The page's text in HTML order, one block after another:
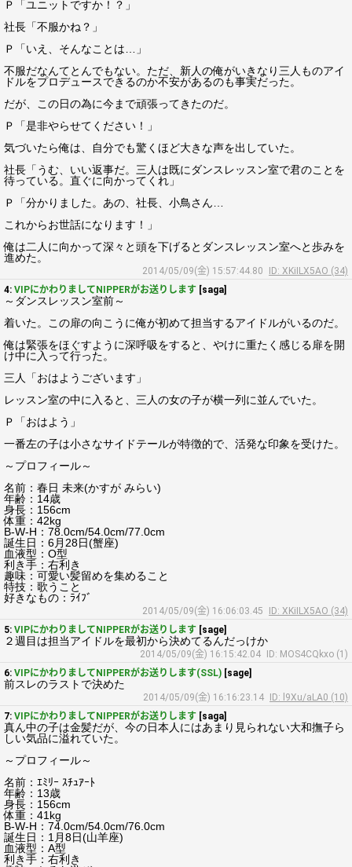
Ｐ「ユニットですか！？」
社長「不服かね？」
Ｐ「いえ、そんなことは…」
不服だなんてとんでもない。ただ、新人の俺がいきなり三人ものアイ
ドルをプロデュースできるのか不安があるのも事実だった。
だが、この日の為に今まで頑張ってきたのだ。
Ｐ「是非やらせてください！」
気づいたら俺は、自分でも驚くほど大きな声を出していた。
社長「うむ、いい返事だ。三人は既にダンスレッスン室で君のことを
待っている。直ぐに向かってくれ」
Ｐ「分かりました。あの、社長、小鳥さん…
これからお世話になります！」
俺は二人に向かって深々と頭を下げるとダンスレッスン室へと歩みを
進めた。
2014/05/09(金) 15:57:44.80
ID: XKiILX5AO (34)
4: VIPにかわりましてNIPPERがお送りします [saga]
～ダンスレッスン室前～
着いた。この扉の向こうに俺が初めて担当するアイドルがいるのだ。
俺は緊張をほぐすように深呼吸をすると、やけに重たく感じる扉を開
け中に入って行った。
三人「おはようございます」
レッスン室の中に入ると、三人の女の子が横一列に並んでいた。
Ｐ「おはよう」
一番左の子は小さなサイドテールが特徴的で、活発な印象を受けた。
～プロフィール～
名前：春日 未来(かすが みらい)
年齢：14歳
身長：156cm
体重：42kg
B-W-H：78.0cm/54.0cm/77.0cm
誕生日：6月28日(蟹座)
血液型：O型
利き手：右利き
趣味：可愛い髪留めを集めること
特技：歌うこと
好きなもの：ﾗｲﾌﾞ
2014/05/09(金) 16:06:03.45
ID: XKiILX5AO (34)
5: VIPにかわりましてNIPPERがお送りします [sage]
２週目は担当アイドルを最初から決めてるんだっけか
2014/05/09(金) 16:15:42.04
ID: MOS4CQkxo (1)
6: VIPにかわりましてNIPPERがお送りします(SSL) [sage]
前スレのラストで決めた
2014/05/09(金) 16:16:23.14
ID: l9Xu/aLA0 (10)
7: VIPにかわりましてNIPPERがお送りします [saga]
真ん中の子は金髪だが、今の日本人にはあまり見られない大和撫子ら
しい気品に溢れていた。
～プロフィール～
名前：ｴﾐﾘｰ ｽﾁｭｱｰﾄ
年齢：13歳
身長：156cm
体重：41kg
B-W-H：74.0cm/54.0cm/76.0cm
誕生日：1月8日(山羊座)
血液型：A型
利き手：右利き